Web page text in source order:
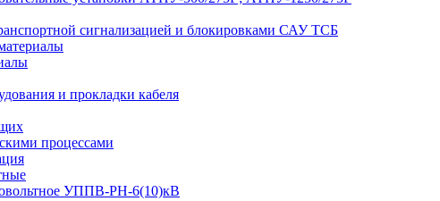
сигнализацией и блокировками САУ ТСБ
и прокладки кабеля
процессами
УППВ-РН-6(10)кВ